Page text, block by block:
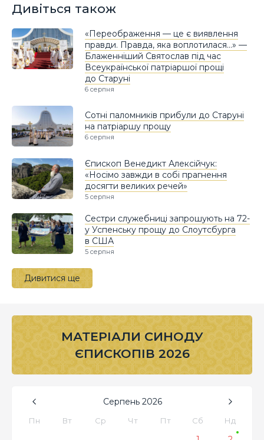
Дивіться також
«Переображення — це є виявлення
правди. Правда, яка воплотилася…» —
Блаженніший Святослав під час
Всеукраїнської патріаршої прощі
до Старуні
6 серпня
Сотні паломників прибули до Старуні
на патріаршу прощу
6 серпня
Єпископ Венедикт Алексійчук:
«Носімо завжди в собі прагнення
досягти великих речей»
5 серпня
Сестри служебниці запрошують на 72-
у Успенську прощу до Слоутсбурга
в США
5 серпня
Дивитися ще
МАТЕРІАЛИ СИНОДУ
ЄПИСКОПІВ 2026
Серпень 2026
Пн Вт Ср Чт Пт Сб Нд